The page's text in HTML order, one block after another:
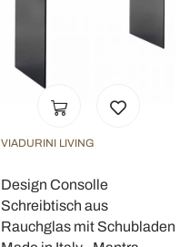
VIADURINI LIVING
Design Consolle
Schreibtisch aus
Rauchglas mit Schubladen